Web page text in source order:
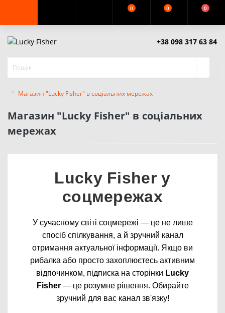
0 0 0
+38 098 317 63 84
Магазин "Lucky Fisher" в соціальних мережах
Магазин "Lucky Fisher" в соціальних
мережах
Lucky Fisher у
соцмережах
У сучасному світі соцмережі — це не лише
спосіб спілкування, а й зручний канал
отримання актуальної інформації. Якщо ви
рибалка або просто захоплюєтесь активним
відпочинком, підписка на сторінки Lucky
Fisher— це розумне рішення. Обирайте
зручний для вас канал зв'язку!